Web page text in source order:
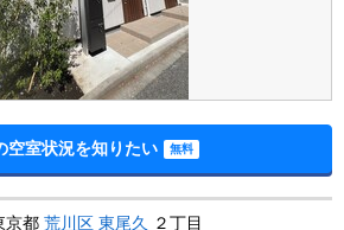
空室状況を知りたい
京都 荒川区 東尾久 ２丁目